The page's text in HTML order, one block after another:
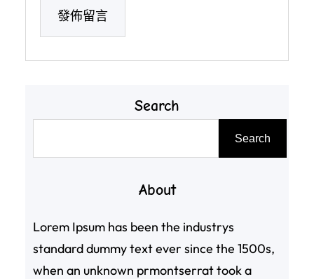
Search
Search
About
Lorem Ipsum has been the industrys
standard dummy text ever since the 1500s,
when an unknown prmontserrat took a